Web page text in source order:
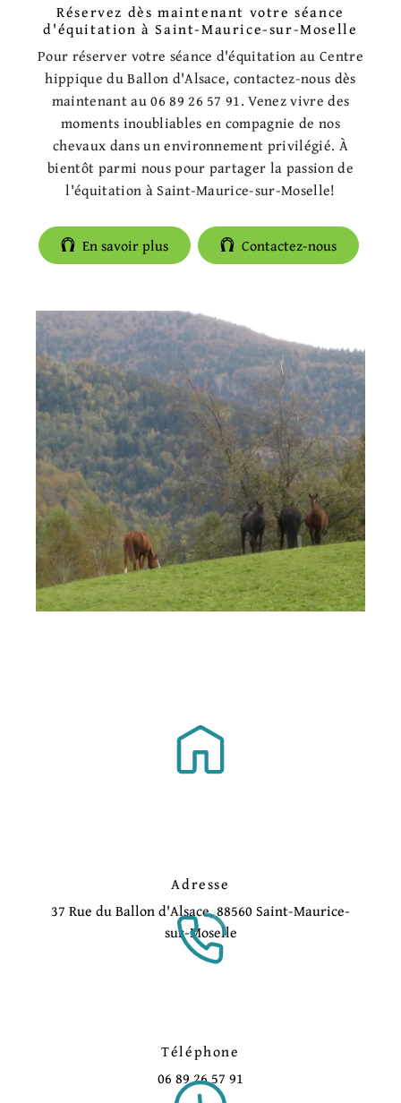
Réservez dès maintenant votre séance
d'équitation à Saint-Maurice-sur-Moselle
Pour réserver votre séance d'équitation au Centre
hippique du Ballon d'Alsace, contactez-nous dès
maintenant au 06 89 26 57 91. Venez vivre des
moments inoubliables en compagnie de nos
chevaux dans un environnement privilégié. À
bientôt parmi nous pour partager la passion de
l'équitation à Saint-Maurice-sur-Moselle!
En savoir plus Contactez-nous
Adresse
37 Rue du Ballon d'Alsace, 88560 Saint-Maurice-
sur-Moselle
Téléphone
06 89 26 57 91